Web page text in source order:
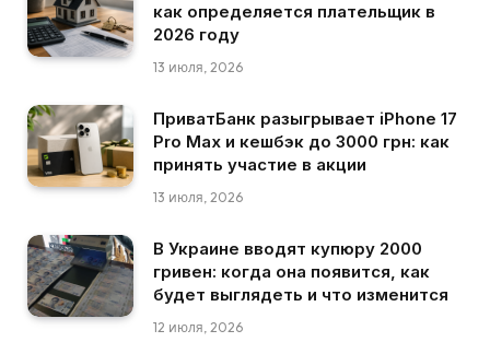
как определяется плательщик в
2026 году
13 июля, 2026
ПриватБанк разыгрывает iPhone 17
Pro Max и кешбэк до 3000 грн: как
принять участие в акции
13 июля, 2026
В Украине вводят купюру 2000
гривен: когда она появится, как
будет выглядеть и что изменится
12 июля, 2026